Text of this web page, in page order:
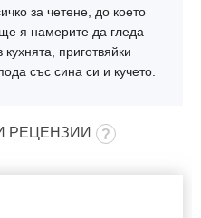
за четене, до което
я намерите да гледа
кухнята, приготвяйки
със сина си и кучето.
РЕЦЕНЗИИ